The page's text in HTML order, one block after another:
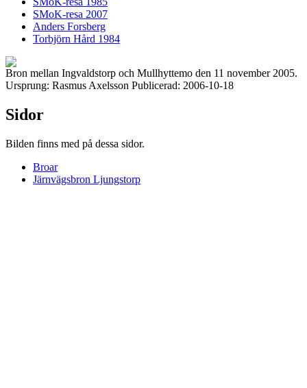
SMoK-resa 2007
Anders Forsberg
Torbjörn Hård 1984
Bron mellan Ingvaldstorp och Mullhyttemo den 11 november 2005.
Ursprung: Rasmus Axelsson Publicerad: 2006-10-18
Sidor
Bilden finns med på dessa sidor.
Broar
Järnvägsbron Ljungstorp